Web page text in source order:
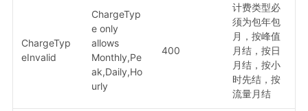
ChargeTyp
eInvalid
ChargeTyp
e only
allows
Monthly,Pe
ak,Daily,Ho
urly
400
计费类型必
须为包年包
月，按峰值
月结，按日
月结，按小
时先结，按
流量月结